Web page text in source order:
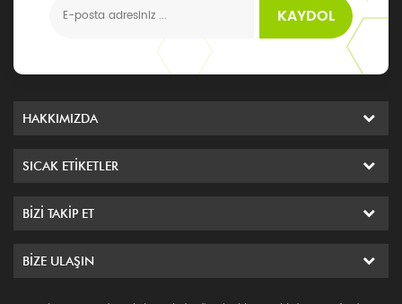
KAYDOL
HAKKIMIZDA
SICAK ETIKETLER
BIZI TAKIP ET
BIZE ULAŞIN